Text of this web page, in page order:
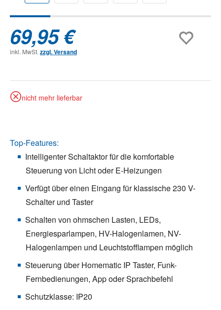
69,95 €
inkl. MwSt. zzgl. Versand
nicht mehr lieferbar
Top-Features:
Intelligenter Schaltaktor für die komfortable
Steuerung von Licht oder E-Heizungen
Verfügt über einen Eingang für klassische 230 V-
Schalter und Taster
Schalten von ohmschen Lasten, LEDs,
Energiesparlampen, HV-Halogenlamen, NV-
Halogenlampen und Leuchtstofflampen möglich
Steuerung über Homematic IP Taster, Funk-
Fernbedienungen, App oder Sprachbefehl
Schutzklasse: IP20